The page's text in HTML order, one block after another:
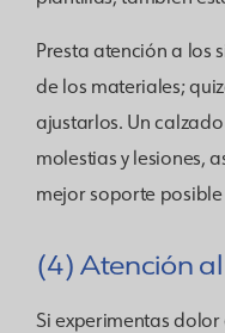
Presta atención a los
de los materiales;
ajustarlos. Un
molestias y lesiones,
mejor soporte
(4) Atención
Si experimentas